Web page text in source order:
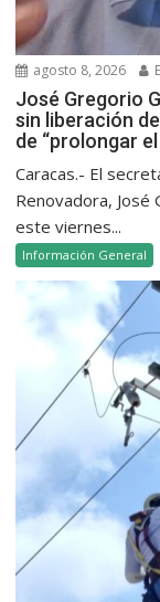
agosto 8, 2026
José Gregorio
sin liberación
de “prolongar
Caracas.- El
Renovadora, José
este viernes...
Información General